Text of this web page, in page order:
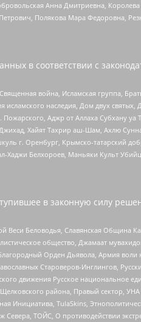
Анна Дмитриевна,
Полякова Мара Федоровна,
в соответствии с
война, Исламская группа,
наследия, Дом двух
Аджр от Аллаха Субхану уа
Хайят Тахрир аш-Шам, Ахлю
г. Оренбург, Крымско-татарский
Хаджи Белхороев, Маньяки Культ
в законную силу
Веси Беловодья, Славянская Община
общество, Джамаат
Орден Дьявола, Армия воли
Староверов-Инглингов,
движения Русское национальное
района, Правый сектор,
Инициатива, TulaSkins,
ТОЙС, О противодействии